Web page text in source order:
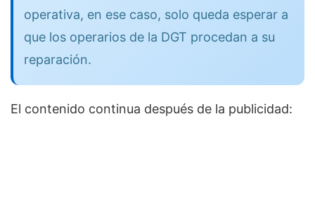
operativa, en ese caso, solo queda esperar a
que los operarios de la DGT procedan a su
reparación.
El contenido continua después de la publicidad: